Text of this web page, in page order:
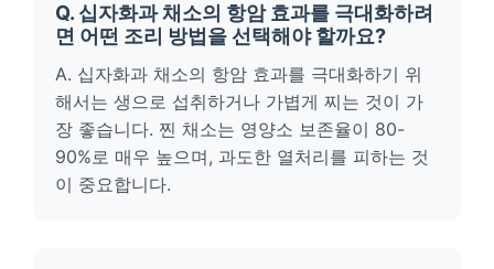
Q. 십자화과 채소의 항암 효과를 극대화하려
면 어떤 조리 방법을 선택해야 할까요?
A. 십자화과 채소의 항암 효과를 극대화하기 위
해서는 생으로 섭취하거나 가볍게 찌는 것이 가
장 좋습니다. 찐 채소는 영양소 보존율이 80-
90%로 매우 높으며, 과도한 열처리를 피하는 것
이 중요합니다.